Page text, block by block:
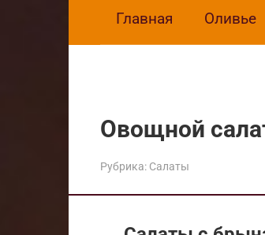
Главная Оливье
Овощной
Рубрика: Салаты